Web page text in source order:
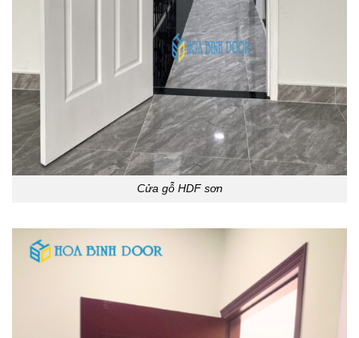
Cửa gỗ HDF sơn